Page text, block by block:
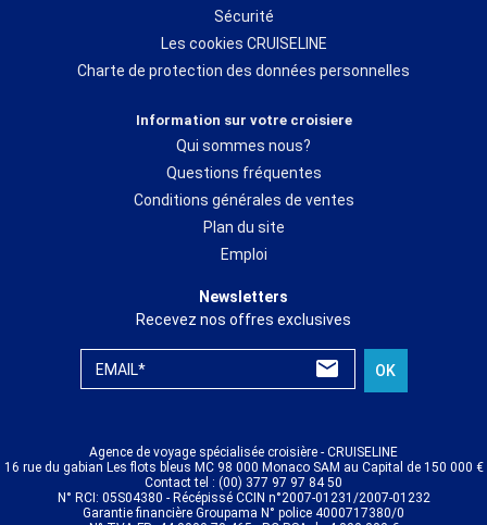
Sécurité
Les cookies CRUISELINE
Charte de protection des données personnelles
Information sur votre croisiere
Qui sommes nous?
Questions fréquentes
Conditions générales de ventes
Plan du site
Emploi
Newsletters
Recevez nos offres exclusives
EMAIL* OK
Agence de voyage spécialisée croisière - CRUISELINE
16 rue du gabian Les flots bleus MC 98 000 Monaco SAM au Capital de 150 000 €
Contact tel : (00) 377 97 97 84 50
N° RCI: 05S04380 - Récépissé CCIN n°2007-01231/2007-01232
Garantie financière Groupama N° police 4000717380/0